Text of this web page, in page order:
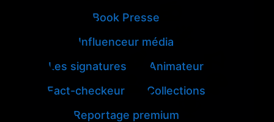
Book Presse
Influenceur média
Les signatures
Animateur
Fact-checkeur
Collections
Reportage premium